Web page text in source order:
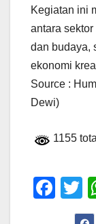
Kegiatan ini
antara
dan budaya,
ekonomi
Source :
Dewi)
1155
F
T